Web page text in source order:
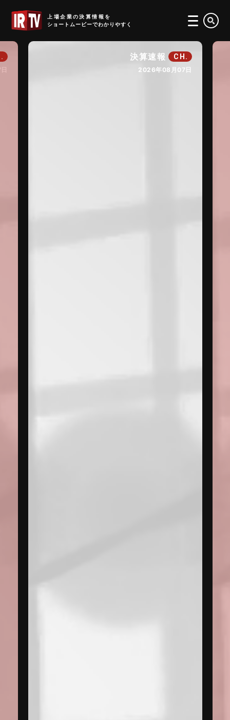
決算速報 CH.
2026年08月07日
IRTV
上場企業の決算情報を
ショートムービーでわかりやすく